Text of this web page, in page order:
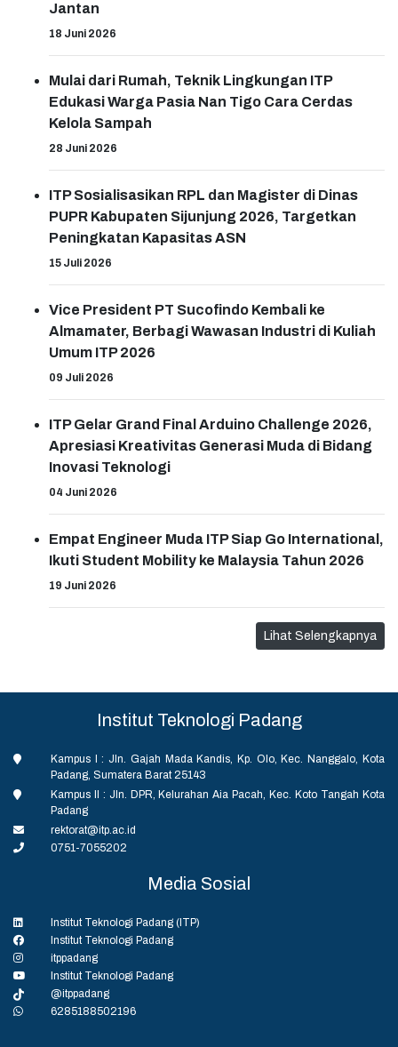
Jantan
18 Juni 2026
Mulai dari Rumah, Teknik Lingkungan ITP
Edukasi Warga Pasia Nan Tigo Cara Cerdas
Kelola Sampah
28 Juni 2026
ITP Sosialisasikan RPL dan Magister di Dinas
PUPR Kabupaten Sijunjung 2026, Targetkan
Peningkatan Kapasitas ASN
15 Juli 2026
Vice President PT Sucofindo Kembali ke
Almamater, Berbagi Wawasan Industri di Kuliah
Umum ITP 2026
09 Juli 2026
ITP Gelar Grand Final Arduino Challenge 2026,
Apresiasi Kreativitas Generasi Muda di Bidang
Inovasi Teknologi
04 Juni 2026
Empat Engineer Muda ITP Siap Go International,
Ikuti Student Mobility ke Malaysia Tahun 2026
19 Juni 2026
Lihat Selengkapnya
Institut Teknologi Padang
Kampus I : Jln. Gajah Mada Kandis, Kp. Olo, Kec. Nanggalo, Kota
Padang, Sumatera Barat 25143
Kampus II : Jln. DPR, Kelurahan Aia Pacah, Kec. Koto Tangah Kota
Padang
rektorat@itp.ac.id
0751-7055202
Media Sosial
Institut Teknologi Padang (ITP)
Institut Teknologi Padang
itppadang
Institut Teknologi Padang
@itppadang
6285188502196